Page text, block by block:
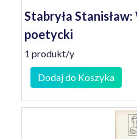
Stabryła
poetycki
1 produkt/y
Dodaj do Koszyka